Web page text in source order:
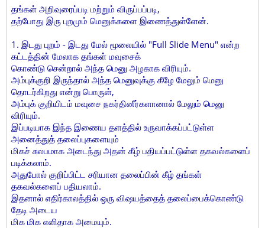
தங்கள் அறிவுரைப்படி மற்றும் விருப்பப்படி,
தற்போது இரு புறமும் மெனுக்களை இணைத்துள்ளேன்.
1. இடது புறம் - இடது மேல் மூலையில் "Full Slide Menu" என்ற
கட்டத்தின் மேலாக தங்கள் மவுசைக்
கொண்டு சென்றால் அந்த மெனு அழகாக விரியும்.
அம்புக்குறி இருந்தால் அந்த மெனுவுக்கு கீழே மேலும் மெனு
தொடர்கிறது என்று பொருள்,
அம்புக் குறியிடம் மவுசை நகர்தினீர்களானால் மேலும் மெனு
விரியும்.
இப்படியாக இந்த இணைய தளத்தில் உருவாக்கப்பட்டுள்ள
அனைத்துத் தலைப்புகளையும்
மிகச் சுலபமாக அடைந்து அதன் கீழ் பதியப்பட்டுள்ள தகவல்களைப்
படிக்கலாம்.
அதுபோல் குறிப்பிட்ட சரியான தலைப்பின் கீழ் தங்கள்
தகவல்களைப் பதியலாம்.
இதனால் எதிர்காலத்தில் ஒரு விஷயத்தைத் தலைப்பைக்கொண்டு
தேடி அடைய
மிக மிக எளிதாக அமையும்.